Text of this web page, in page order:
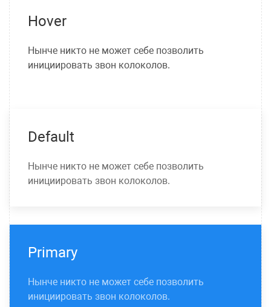
Hover
Нынче никто не может себе позволить
инициировать звон колоколов.
Default
Нынче никто не может себе позволить
инициировать звон колоколов.
Primary
Нынче никто не может себе позволить
инициировать звон колоколов.